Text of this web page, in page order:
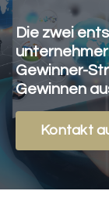
Die zwei
Gewinner-
Gewinnen
Kontakt